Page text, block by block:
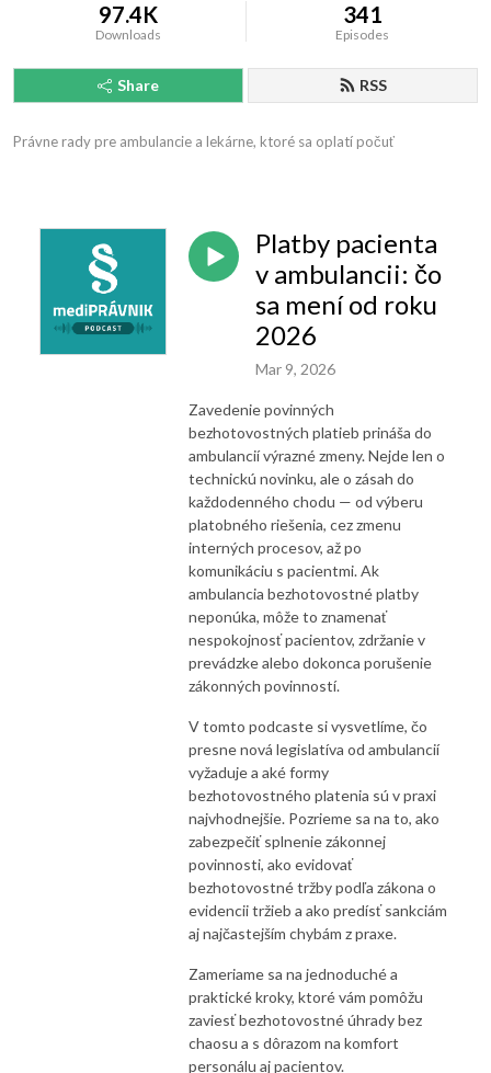
97.4K
Downloads
341
Episodes
Share RSS
Právne rady pre ambulancie a lekárne, ktoré sa oplatí počuť
Platby pacienta
v ambulancii: čo
sa mení od roku
2026
Mar 9, 2026
Zavedenie povinných
bezhotovostných platieb prináša do
ambulancií výrazné zmeny. Nejde len o
technickú novinku, ale o zásah do
každodenného chodu — od výberu
platobného riešenia, cez zmenu
interných procesov, až po
komunikáciu s pacientmi. Ak
ambulancia bezhotovostné platby
neponúka, môže to znamenať
nespokojnosť pacientov, zdržanie v
prevádzke alebo dokonca porušenie
zákonných povinností.
V tomto podcaste si vysvetlíme, čo
presne nová legislatíva od ambulancií
vyžaduje a aké formy
bezhotovostného platenia sú v praxi
najvhodnejšie. Pozrieme sa na to, ako
zabezpečiť splnenie zákonnej
povinnosti, ako evidovať
bezhotovostné tržby podľa zákona o
evidencii tržieb a ako predísť sankciám
aj najčastejším chybám z praxe.
Zameriame sa na jednoduché a
praktické kroky, ktoré vám pomôžu
zaviesť bezhotovostné úhrady bez
chaosu a s dôrazom na komfort
personálu aj pacientov.